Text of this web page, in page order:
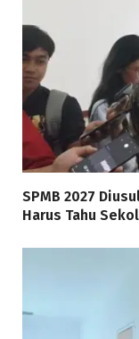
SPMB 2027
Harus Tahu